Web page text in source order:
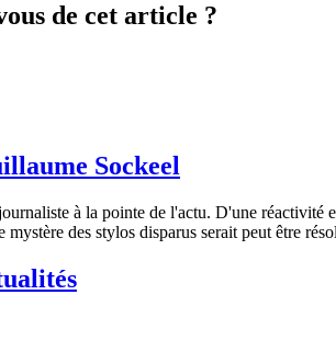
de cet article ?
Sockeel
à la pointe de l'actu. D'une réactivité
mystère des stylos disparus serait peut être